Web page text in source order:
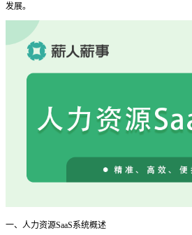
发展。
一、人力资源SaaS系统概述